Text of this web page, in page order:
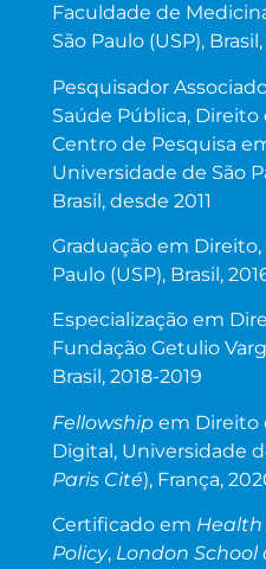
Faculdade de
São Paulo (USP),
Pesquisador
Saúde Pública, Direito
Centro de Pesquisa
Universidade de São
Brasil, desde 2011
Graduação em
Paulo (USP), Brasil,
Especialização em
Fundação Getulio
Brasil, 2018-2019
Fellowship em Direito
Digital, Universidade
Paris Cité), França,
Certificado em Health
Policy, London School